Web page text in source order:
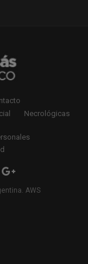
Necrológicas
AWS